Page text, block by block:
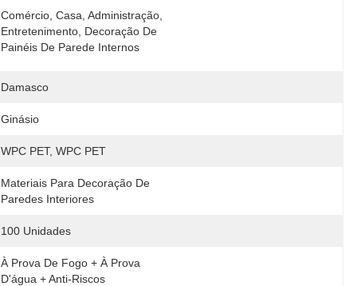
Comércio, Casa, Administração,
Entretenimento, Decoração De
Painéis De Parede Internos
Damasco
Ginásio
WPC PET, WPC PET
Materiais Para Decoração De
Paredes Interiores
100 Unidades
À Prova De Fogo + À Prova
D'água + Anti-Riscos